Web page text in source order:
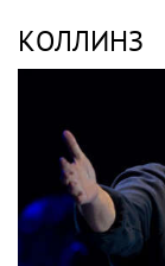
КОЛЛИНЗ